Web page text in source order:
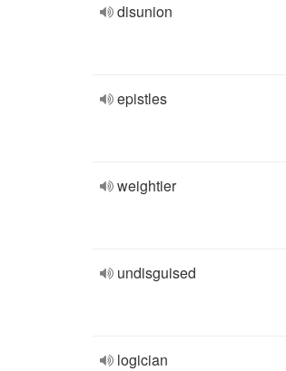
disunion
epistles
weightier
undisguised
logician